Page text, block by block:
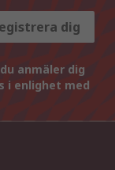
dig
anmäler dig
i enlighet med